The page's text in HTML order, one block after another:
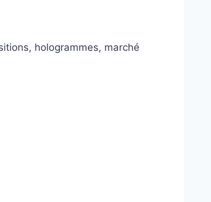
hologrammes, marché